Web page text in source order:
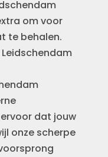
om voor
te behalen.
dat jouw
onze scherpe